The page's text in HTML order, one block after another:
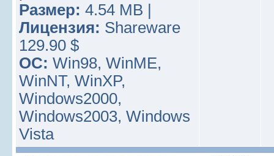
Размер: 4.54 MB |
Лицензия: Shareware
129.90 $
ОС: Win98, WinME,
WinNT, WinXP,
Windows2000,
Windows2003, Windows
Vista